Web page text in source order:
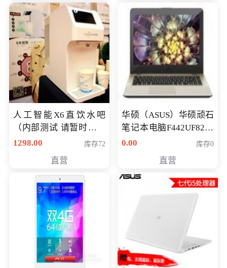
人工智能X6直饮水吧
（内部测试 请暂时不要
购买）
1298.00 库存72
直营
华硕（ASUS）华硕顽石
笔记本电脑F442UF8250
八代独显轻薄办公商务
0.00 库存0
直营